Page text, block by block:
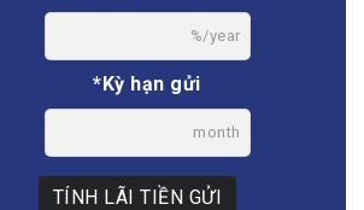
%/year
*Kỳ hạn gửi
month
TÍNH LÃI TIỀN GỬI